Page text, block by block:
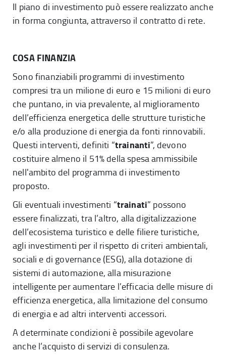
Il piano di investimento può essere realizzato anche
in forma congiunta, attraverso il contratto di rete.
COSA FINANZIA
Sono finanziabili programmi di investimento
compresi tra un milione di euro e 15 milioni di euro
che puntano, in via prevalente, al miglioramento
dell’efficienza energetica delle strutture turistiche
e/o alla produzione di energia da fonti rinnovabili.
Questi interventi, definiti “trainanti”, devono
costituire almeno il 51% della spesa ammissibile
nell'ambito del programma di investimento
proposto.
Gli eventuali investimenti “trainati” possono
essere finalizzati, tra l’altro, alla digitalizzazione
dell’ecosistema turistico e delle filiere turistiche,
agli investimenti per il rispetto di criteri ambientali,
sociali e di governance (ESG), alla dotazione di
sistemi di automazione, alla misurazione
intelligente per aumentare l’efficacia delle misure di
efficienza energetica, alla limitazione del consumo
di energia e ad altri interventi accessori.
A determinate condizioni è possibile agevolare
anche l’acquisto di servizi di consulenza.